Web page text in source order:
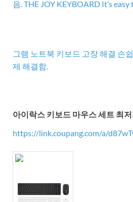
음. THE JOY KEYBOARD It’s
그램 노트북 키보드 고장 해결 손
제 해결함.
아이락스 키보드 마우스 세트 최
https://link.coupang.com/a/